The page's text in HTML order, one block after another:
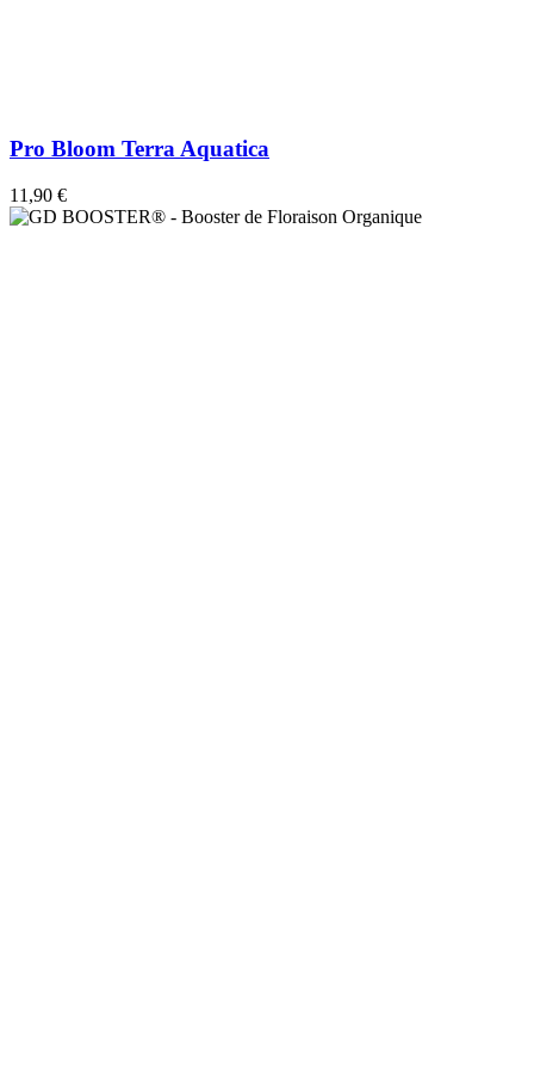
Pro Bloom Terra Aquatica
11,90 €